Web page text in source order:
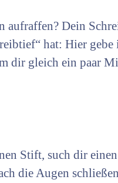
aufraffen? Dein
hat: Hier
dir gleich ein paar
Stift, such dir
die Augen